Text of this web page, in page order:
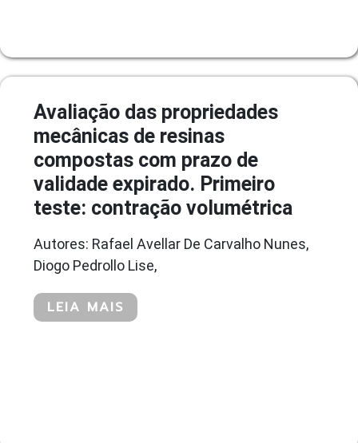
Avaliação das propriedades
mecânicas de resinas
compostas com prazo de
validade expirado. Primeiro
teste: contração volumétrica
Autores: Rafael Avellar De Carvalho Nunes,
Diogo Pedrollo Lise,
LEIA MAIS